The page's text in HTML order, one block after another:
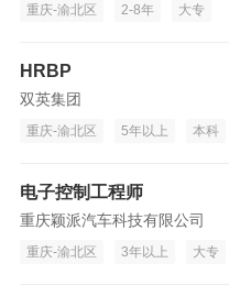
重庆-渝北区 2-8年 大专
HRBP
双英集团
重庆-渝北区 5年以上 本科
电子控制工程师
重庆颖派汽车科技有限公司
重庆-渝北区 3年以上 大专